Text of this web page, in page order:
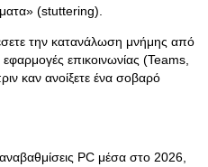
(stuttering).
την κατανάλωση μνήμης από
επικοινωνίας (Teams,
καν ανοίξετε ένα σοβαρό
PC μέσα στο 2026,